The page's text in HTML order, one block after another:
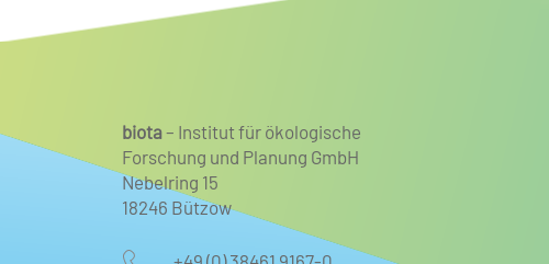
biota– Institut für ökologische
Forschung und Planung GmbH
Nebelring 15
18246 Bützow